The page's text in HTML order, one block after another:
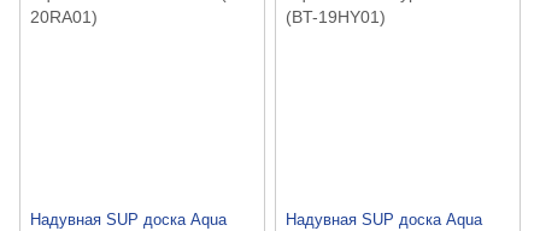
Надувная SUP доска Aqua
Надувная SUP доска Aqua